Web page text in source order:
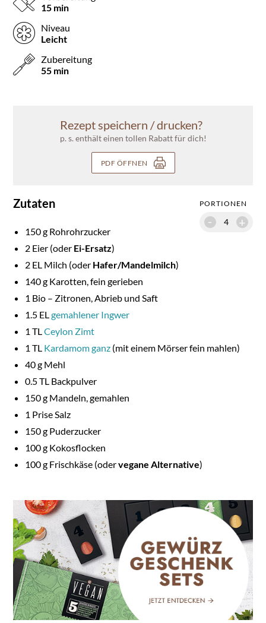
15 min
Niveau
Leicht
Zubereitung
55 min
Rezept speichern / drucken?
p. s. enthält einen tollen Rabatt für dich!
PDF ÖFFNEN
Zutaten PORTIONEN
+
-
150g Rohrohrzucker
2 Eier (oder Ei-Ersatz)
2 EL Milch (oder Hafer/Mandelmilch)
140g Karotten, fein gerieben
1 Bio – Zitronen, Abrieb und Saft
1.5 ELgemahlener Ingwer
1 TLCeylon Zimt
1 TL Kardamom ganz (mit einem Mörser fein mahlen)
40g Mehl
0.5TL Backpulver
150g Mandeln, gemahlen
1 Prise Salz
150g Puderzucker
100g Kokosflocken
100g Frischkäse (odervegane Alternative)